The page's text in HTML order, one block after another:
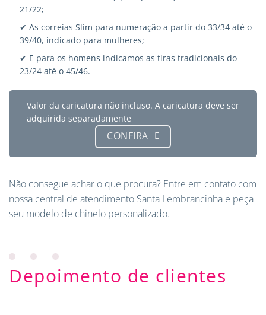
21/22;
✔ As correias Slim para numeração a partir do 33/34 até o
39/40, indicado para mulheres;
✔ E para os homens indicamos as tiras tradicionais do
23/24 até o 45/46.
Valor da caricatura não incluso. A caricatura deve ser
adquirida separadamente
CONFIRA
Não consegue achar o que procura? Entre em contato com
nossa central de atendimento Santa Lembrancinha e peça
seu modelo de chinelo personalizado.
Depoimento de clientes